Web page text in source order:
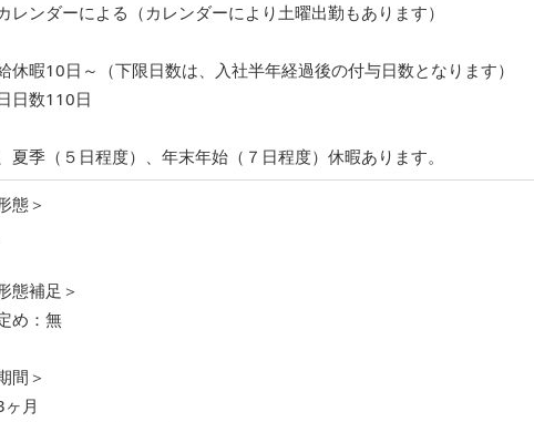
レンダーによる（カレンダーにより土曜出勤もあります）
休暇10日～（下限日数は、入社半年経過後の付与日数となります）
日数110日
夏季（５日程度）、年末年始（７日程度）休暇あります。
態＞
態補足＞
め：無
間＞
月